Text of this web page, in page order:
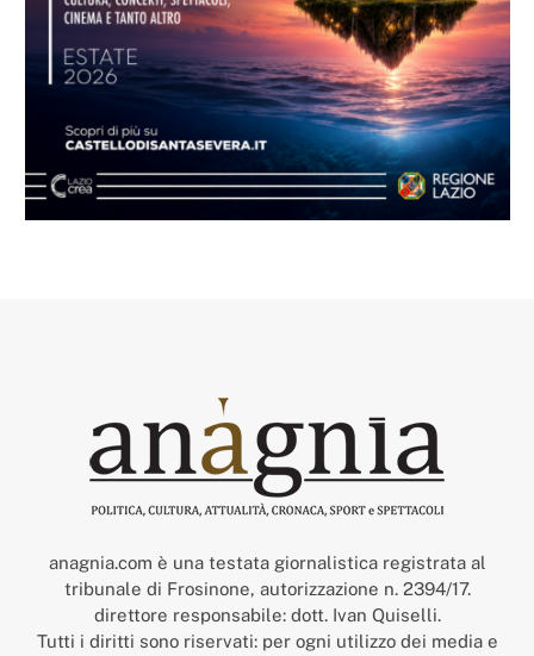
anagnia.com è una testata giornalistica registrata al
tribunale di Frosinone, autorizzazione n. 2394/17.
direttore responsabile: dott. Ivan Quiselli.
Tutti i diritti sono riservati: per ogni utilizzo dei media e